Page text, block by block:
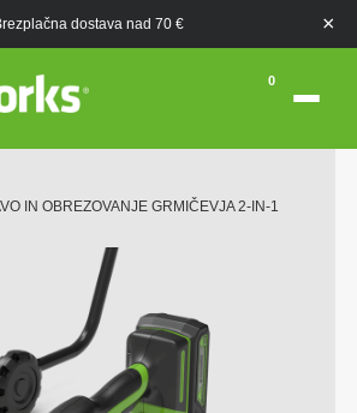
dostava nad 70 € ×
0
IN OBREZOVANJE GRMIČEVJA 2-IN-1